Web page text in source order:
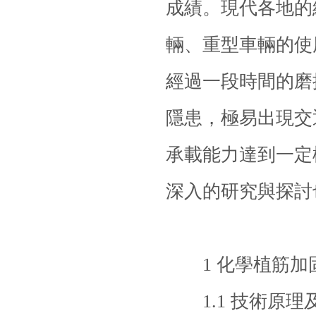
成績。現代各地
輛、重型車輛的
經過一段時間的
隱患，極易出現
承載能力達到一
深入的研究與探
1 化學植筋加
1.1 技術原理